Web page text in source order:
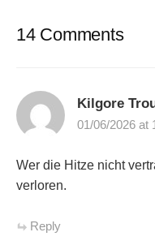
14 Comments
Kilgore
01/06/2026 at
Wer die Hitze nicht
verloren.
Reply